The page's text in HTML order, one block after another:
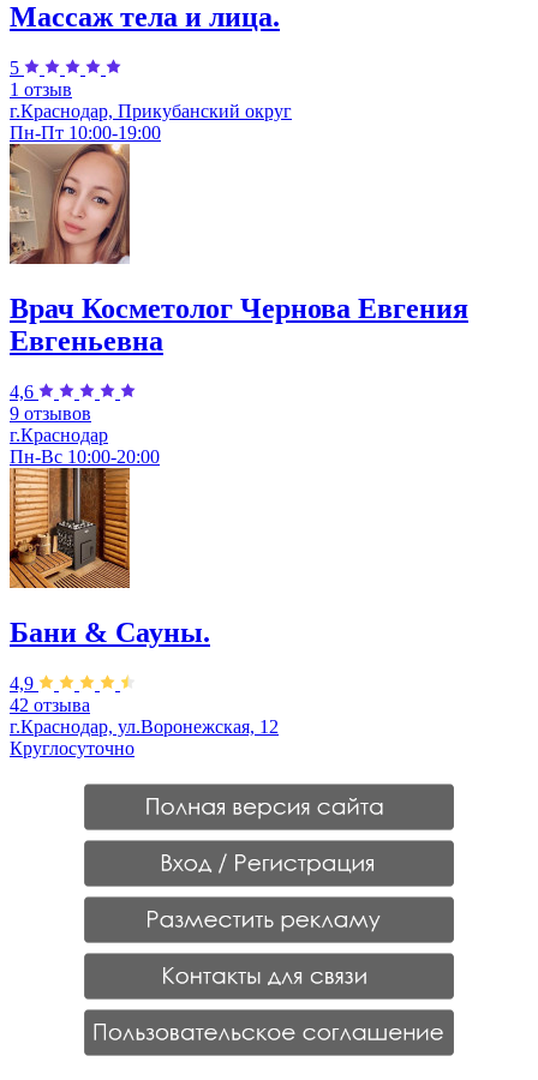
Массаж тела и лица.
5
1 отзыв
г.Краснодар, Прикубанский округ
Пн-Пт 10:00-19:00
Врач Косметолог Чернова Евгения
Евгеньевна
4,6
9 отзывов
г.Краснодар
Пн-Вс 10:00-20:00
Бани & Сауны.
4,9
42 отзыва
г.Краснодар, ул.Воронежская, 12
Круглосуточно